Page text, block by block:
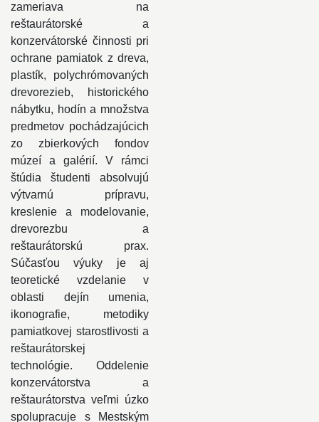
zameriava na
reštaurátorské a
konzervátorské činnosti pri
ochrane pamiatok z dreva,
plastík, polychrómovaných
drevorezieb, historického
nábytku, hodín a množstva
predmetov pochádzajúcich
zo zbierkových fondov
múzeí a galérií. V rámci
štúdia študenti absolvujú
výtvarnú prípravu,
kreslenie a modelovanie,
drevorezbu a
reštaurátorskú prax.
Súčasťou výuky je aj
teoretické vzdelanie v
oblasti dejín umenia,
ikonografie, metodiky
pamiatkovej starostlivosti a
reštaurátorskej
technológie. Oddelenie
konzervátorstva a
reštaurátorstva veľmi úzko
spolupracuje s Mestským